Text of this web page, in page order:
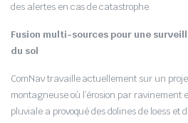
des alertes en cas de catastrophe.
Fusion multi-sources pour une
du sol
ComNav travaille actuellement sur un
montagneuse où l’érosion par ravinement
pluviale a provoqué des dolines de loess et